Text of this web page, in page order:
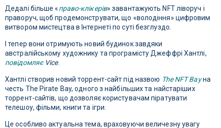
Дедалі більше «право-клікерів» завантажують NFT ліворуч і
праворуч, щоб продемонструвати, що «володіння» цифровим
витвором мистецтва в Інтернеті по суті безглуздо.
І тепер вони отримують новий будинок завдяки
австралійському художнику та програмісту Джеффрі Хантлі,
повідомляє Vice.
Хантлі створив новий торрент-сайт під назвою The NFT Bayна
честь The Pirate Bay, одного з найбільших та найстаріших
торрент-сайтів, що дозволяє користувачам піратувати
телешоу, фільми, книги та ігри.
Це особливо актуальна тема, враховуючи величезну увагу